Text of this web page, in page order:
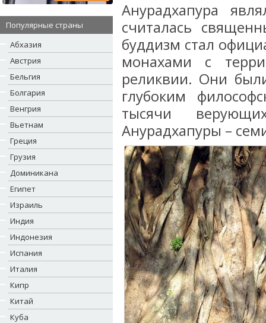
Популярные страны
Абхазия
Австрия
Бельгия
Болгария
Венгрия
Вьетнам
Греция
Грузия
Доминикана
Египет
Израиль
Индия
Индонезия
Испания
Италия
Кипр
Китай
Куба
Анурадхапура
считалась
буддизм стал
монахами с
реликвии. Они
глубоким
тысячи
Анурадхапуры –